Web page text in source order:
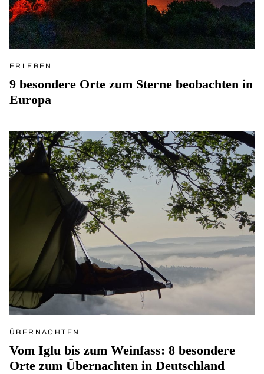
ERLEBEN
9 besondere Orte zum Sterne beobachten in
Europa
ÜBERNACHTEN
Vom Iglu bis zum Weinfass: 8 besondere
Orte zum Übernachten in Deutschland